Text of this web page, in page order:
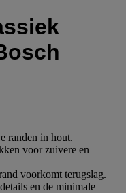
randen in hout.
voor zuivere en
voorkomt terugslag.
en de minimale